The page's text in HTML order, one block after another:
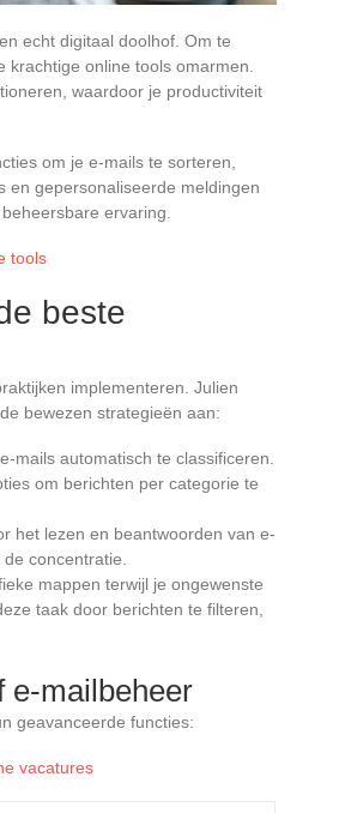
echt digitaal doolhof. Om te
online tools omarmen.
waardoor je productiviteit
om je e-mails te sorteren,
en gepersonaliseerde meldingen
ervaring.
tools
beste
implementeren. Julien
bewezen strategieën aan:
mails automatisch te classificeren.
om berichten per categorie te
het lezen en beantwoorden van e-
concentratie.
mappen terwijl je ongewenste
taak door berichten te filteren,
e-mailbeheer
geavanceerde functies:
vacatures